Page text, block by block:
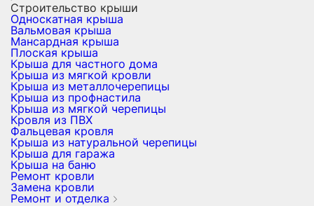
Строительство крыши
Односкатная крыша
Вальмовая крыша
Мансардная крыша
Плоская крыша
Крыша для частного дома
Крыша из мягкой кровли
Крыша из металлочерепицы
Крыша из профнастила
Крыша из мягкой черепицы
Кровля из ПВХ
Фальцевая кровля
Крыша из натуральной черепицы
Крыша для гаража
Крыша на баню
Ремонт кровли
Замена кровли
Ремонт и отделка